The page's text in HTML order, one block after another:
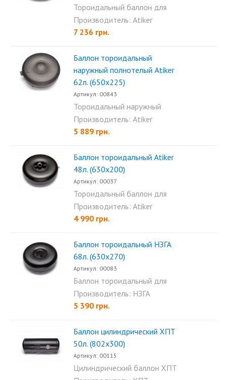
Тороидальный баллон для
пропана Atiker 65л
(680×225)...
Производитель: Atiker
7 236 грн.
Баллон тороидальный
наружный полнотелый Аtiker
62л. (650х225)
Артикул: 00843
Тороидальный наружный
полнотелый баллон Atiker...
Производитель: Atiker
5 889 грн.
Баллон тороидальный Аtiker
48л. (630х200)
Артикул: 00037
Тороидальный баллон для
пропана Atiker 48л
(630×200)...
Производитель: Atiker
4 990 грн.
Баллон тороидальный НЗГА
68л. (630х270)
Артикул: 00083
Баллон тороидальный для
пропана НЗГА 68л...
Производитель: НЗГА
5 390 грн.
Баллон цилиндрический ХПТ
50л. (802х300)
Артикул: 00115
Цилиндрический баллон ХПТ